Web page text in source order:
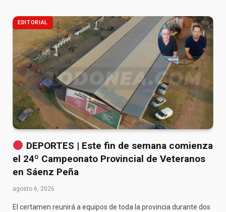
EDITORIAL
DEPORTES | Este fin de semana comienza
el 24º Campeonato Provincial de Veteranos
en Sáenz Peña
agosto 6, 2026
El certamen reunirá a equipos de toda la provincia durante dos